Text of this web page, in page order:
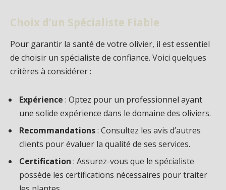
Choix d’un Spécialiste Fiable
Pour garantir la santé de votre olivier, il est essentiel
de choisir un spécialiste de confiance. Voici quelques
critères à considérer :
Expérience : Optez pour un professionnel ayant
une solide expérience dans le domaine des oliviers.
Recommandations: Consultez les avis d’autres
clients pour évaluer la qualité de ses services.
Certification : Assurez-vous que le spécialiste
possède les certifications nécessaires pour traiter